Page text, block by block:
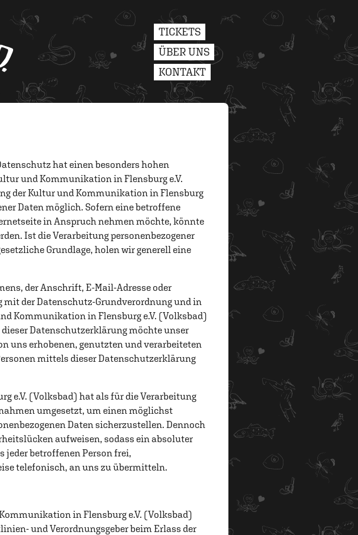
TICKETS
ÜBER UNS
KONTAKT
hat einen besonders hohen
und Kommunikation in Flensburg e.V.
der Kultur und Kommunikation in Flensburg
Daten möglich. Sofern eine betroffene
in Anspruch nehmen möchte, könnte
Ist die Verarbeitung personenbezogener
Grundlage, holen wir generell eine
der Anschrift, E-Mail-Adresse oder
der Datenschutz-Grundverordnung und in
Kommunikation in Flensburg e.V. (Volksbad)
Datenschutzerklärung möchte unser
uns erhobenen, genutzten und verarbeiteten
mittels dieser Datenschutzerklärung
e.V. (Volksbad) hat als für die Verarbeitung
umgesetzt, um einen möglichst
Daten sicherzustellen. Dennoch
aufweisen, sodass ein absoluter
jeder betroffenen Person frei,
telefonisch, an uns zu übermitteln.
in Flensburg e.V. (Volksbad)
und Verordnungsgeber beim Erlass der